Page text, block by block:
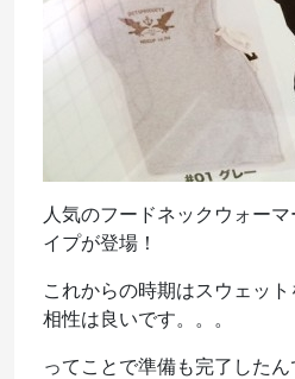
人気のフードネックウォー
イプが登場！
これからの時期はスウェッ
相性は良いです。。。
ってことで準備も完了した